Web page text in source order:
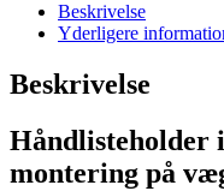
Beskrivelse
Yderligere
Beskrivelse
Håndlisteholder
montering på